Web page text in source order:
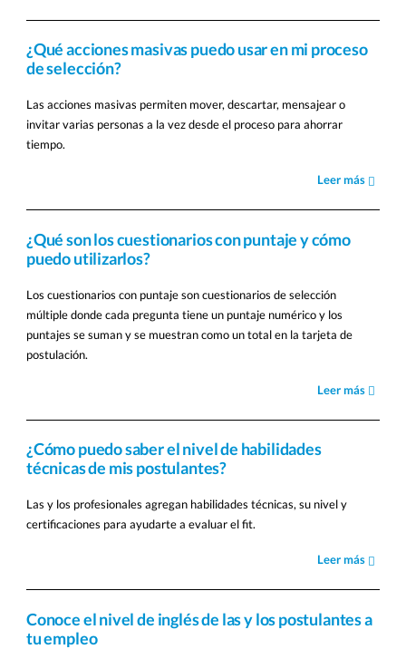
¿Qué acciones masivas puedo usar en mi proceso
de selección?
Las acciones masivas permiten mover, descartar, mensajear o
invitar varias personas a la vez desde el proceso para ahorrar
tiempo.
Leer más
¿Qué son los cuestionarios con puntaje y cómo
puedo utilizarlos?
Los cuestionarios con puntaje son cuestionarios de selección
múltiple donde cada pregunta tiene un puntaje numérico y los
puntajes se suman y se muestran como un total en la tarjeta de
postulación.
Leer más
¿Cómo puedo saber el nivel de habilidades
técnicas de mis postulantes?
Las y los profesionales agregan habilidades técnicas, su nivel y
certificaciones para ayudarte a evaluar el fit.
Leer más
Conoce el nivel de inglés de las y los postulantes a
tu empleo